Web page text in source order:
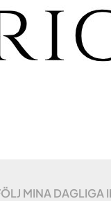
MINA DAGLIGA